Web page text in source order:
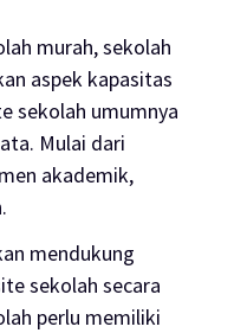
murah, sekolah
aspek kapasitas
sekolah umumnya
Mulai dari
akademik,
mendukung
sekolah secara
perlu memiliki